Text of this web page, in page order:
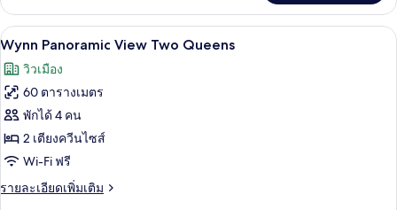
เกี่ยว
กับ
Encore
Tower
Suite
King
เปิด
ภาพถ่าย
ทั้งหมด
ของ
Wynn
Panoramic
Two
เครื่องนอนระดับพรีเมียม, เตียงพร้อม
4
Wynn Panoramic View Two Queens
วิวเมือง
60 ตารางเมตร
พักได้ 4 คน
2 เตียงควีนไซส์
Wi-Fi ฟรี
รายละเอียดเพิ่มเติม
ราย